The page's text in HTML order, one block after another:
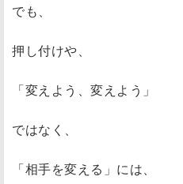
でも、
押し付けや、
「変えよう、変えよう」
ではなく、
「相手を変える」には、